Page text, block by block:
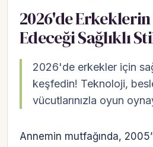
2026'de
Edeceği Sağlıklı
2026'de erkekler için
keşfedin! Teknoloji,
vücutlarınızla oyun
Annemin mutfağında,